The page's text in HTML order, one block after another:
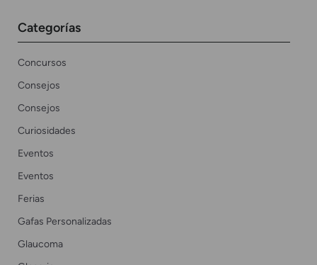
Categorías
Concursos
Consejos
Consejos
Curiosidades
Eventos
Eventos
Ferias
Gafas Personalizadas
Glaucoma